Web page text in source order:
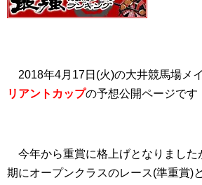
2018年4月17日(火)の大井競馬場メ
リアントカップの予想公開ページです
今年から重賞に格上げとなりました
期にオープンクラスのレース(準重賞)